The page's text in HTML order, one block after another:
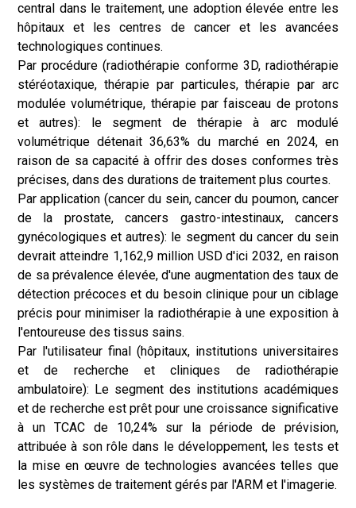
central dans le traitement, une adoption élevée entre les
hôpitaux et les centres de cancer et les avancées
technologiques continues.
Par procédure (radiothérapie conforme 3D, radiothérapie
stéréotaxique, thérapie par particules, thérapie par arc
modulée volumétrique, thérapie par faisceau de protons
et autres): le segment de thérapie à arc modulé
volumétrique détenait 36,63% du marché en 2024, en
raison de sa capacité à offrir des doses conformes très
précises, dans des durations de traitement plus courtes.
Par application (cancer du sein, cancer du poumon, cancer
de la prostate, cancers gastro-intestinaux, cancers
gynécologiques et autres): le segment du cancer du sein
devrait atteindre 1,162,9 million USD d'ici 2032, en raison
de sa prévalence élevée, d'une augmentation des taux de
détection précoces et du besoin clinique pour un ciblage
précis pour minimiser la radiothérapie à une exposition à
l'entoureuse des tissus sains.
Par l'utilisateur final (hôpitaux, institutions universitaires
et de recherche et cliniques de radiothérapie
ambulatoire): Le segment des institutions académiques
et de recherche est prêt pour une croissance significative
à un TCAC de 10,24% sur la période de prévision,
attribuée à son rôle dans le développement, les tests et
la mise en œuvre de technologies avancées telles que
les systèmes de traitement gérés par l'ARM et l'imagerie.